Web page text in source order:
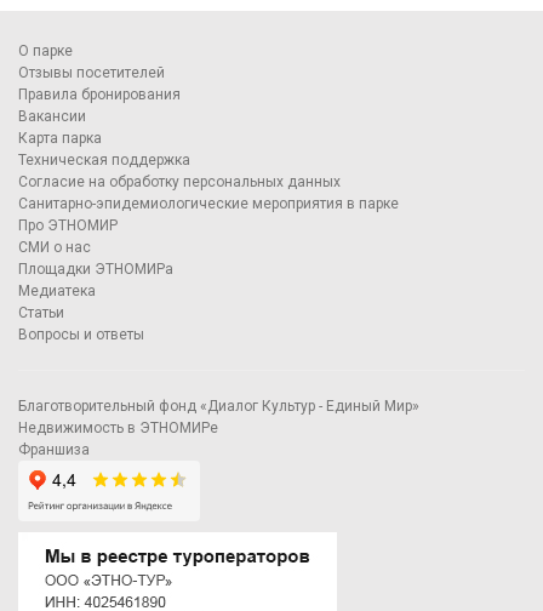
О парке
Отзывы посетителей
Правила бронирования
Вакансии
Карта парка
Техническая поддержка
Согласие на обработку персональных данных
Санитарно-эпидемиологические мероприятия в парке
Про ЭТНОМИР
СМИ о нас
Площадки ЭТНОМИРа
Медиатека
Статьи
Вопросы и ответы
Благотворительный фонд «Диалог Культур - Единый Мир»
Недвижимость в ЭТНОМИРе
Франшиза